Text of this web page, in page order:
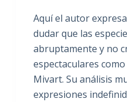
Aquí el autor
dudar que las
abruptamente y no
espectaculares
Mivart. Su análisis
expresiones